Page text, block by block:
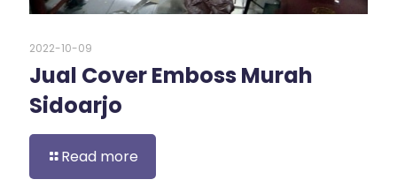
2022-10-09
Jual Cover Emboss Murah
Sidoarjo
Read more